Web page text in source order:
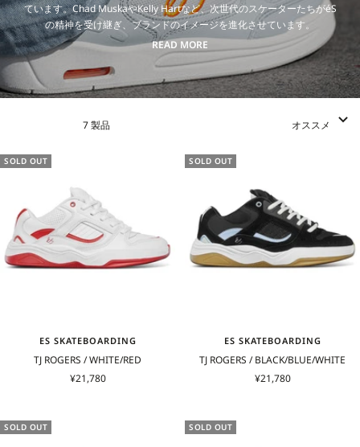
ています。Chad MuskaやKelly Hartなど、次世代のスケーターたちがéS
の精神を受け継ぎ、ブランドのイメージを進化させています。
READ MORE
7 製品 オススメ
SOLD OUT
ES SKATEBOARDING
TJ ROGERS / WHITE/RED
セ
¥21,780
SOLD OUT
ES SKATEBOARDING
TJ ROGERS / BLACK/BLUE/WHITE
セ
¥21,780
SOLD OUT SOLD OUT